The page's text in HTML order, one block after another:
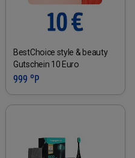
BestChoice style & beauty
Gutschein 10 Euro
999 °P